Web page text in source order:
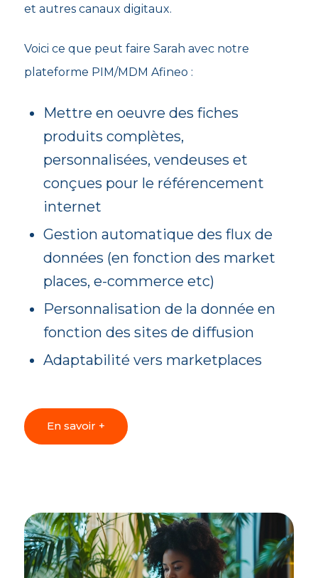
et autres canaux digitaux.
Voici ce que peut faire Sarah avec notre
plateforme PIM/MDM Afineo :
Mettre en oeuvre des fiches
produits complètes,
personnalisées, vendeuses et
conçues pour le référencement
internet
Gestion automatique des flux de
données (en fonction des market
places, e-commerce etc)
Personnalisation de la donnée en
fonction des sites de diffusion
Adaptabilité vers marketplaces
En savoir +